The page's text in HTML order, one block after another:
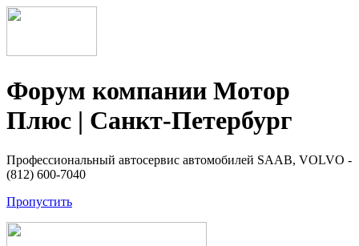
Форум компании Мотор
Плюс | Санкт-Петербург
Профессиональный автосервис автомобилей SAAB, VOLVO -
(812) 600-7040
Пропустить